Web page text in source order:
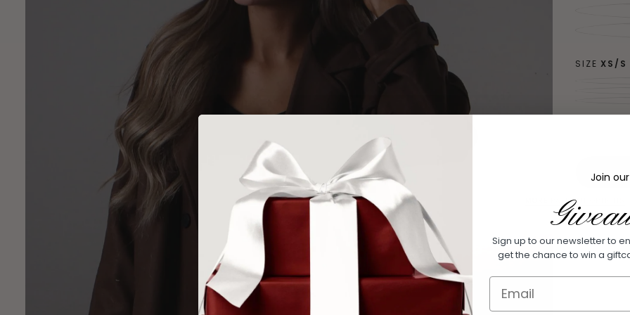
Denne
er en
ikke
Frakt:
Vi
Noen
årsaker
SIZE XS/S
MORE PAYMENT OPTIONS
Quick
Join our
Sign up to our newsletter to
get the chance to win a